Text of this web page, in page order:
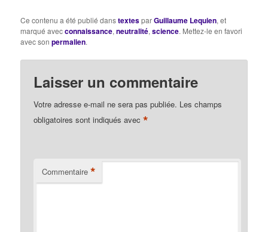
Ce contenu a été publié danstextesparGuillaume Lequien, et
marqué avecconnaissance,neutralité,science. Mettez-le en favori
avec sonpermalien.
Laisser un commentaire
Votre adresse e-mail ne sera pas publiée. Les champs
obligatoires sont indiqués avec*
Commentaire *